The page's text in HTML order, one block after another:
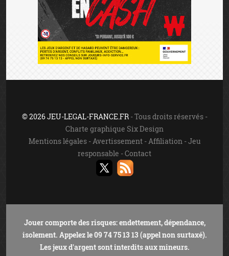
© 2026 JEU-LEGAL-FRANCE.FR- Tous droits réservés -
Charte graphique Six Design
Mentions légales- Avertissement- Affiliation -Jeu
responsable -Contact
Jouer comporte des risques: endettement, dépendance,
isolement. Appelez le 09 74 75 13 13 (appel non surtaxé).
Les jeux d'argent sont interdits aux mineurs.